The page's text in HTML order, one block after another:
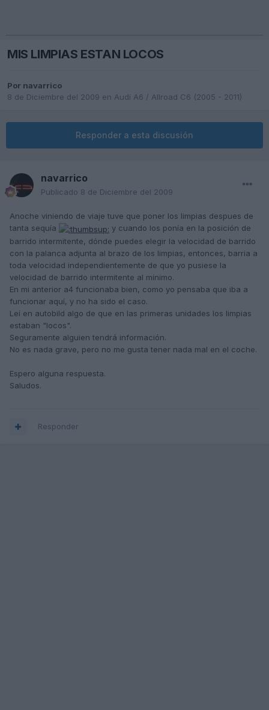
MIS LIMPIAS ESTAN LOCOS
Por navarrico
8 de Diciembre del 2009 en Audi A6 / Allroad C6 (2005 - 2011)
Responder a esta discusión
navarrico
Publicado 8 de Diciembre del 2009
Anoche viniendo de viaje tuve que poner los limpias despues de
tanta sequía
y cuando los ponía en la posición de
barrido intermitente, dónde puedes elegir la velocidad de barrido
con la palanca adjunta al brazo de los limpias, entonces, barria a
toda velocidad independientemente de que yo pusiese la
velocidad de barrido intermitente al mínimo.
En mi anterior a4 funcionaba bien, como yo pensaba que iba a
funcionar aquí, y no ha sido el caso.
Leí en autobild algo de que en las primeras unidades los limpias
estaban "locos".
Seguramente alguien tendrá información.
No es nada grave, pero no me gusta tener nada mal en el coche.
Espero alguna respuesta.
Saludos.
Responder